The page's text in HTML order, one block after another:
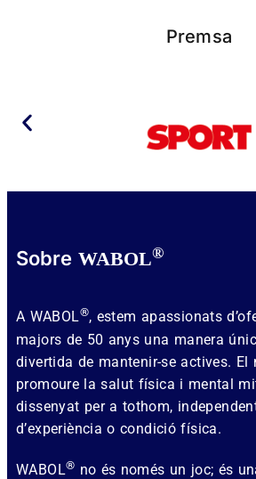
Premsa
Sobre WABOL®
A WABOL®, estem apassionats
majors de 50 anys una manera
divertida de mantenir-se actives. El
promoure la salut física i mental
dissenyat per a tothom,
d’experiència o condició física.
WABOL® no és només un joc; és